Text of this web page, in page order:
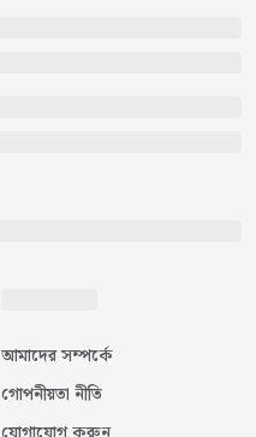
আমাদের সম্পর্কে
গোপনীয়তা নীতি